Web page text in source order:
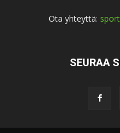
Ota yhteyttä:
SEURAA